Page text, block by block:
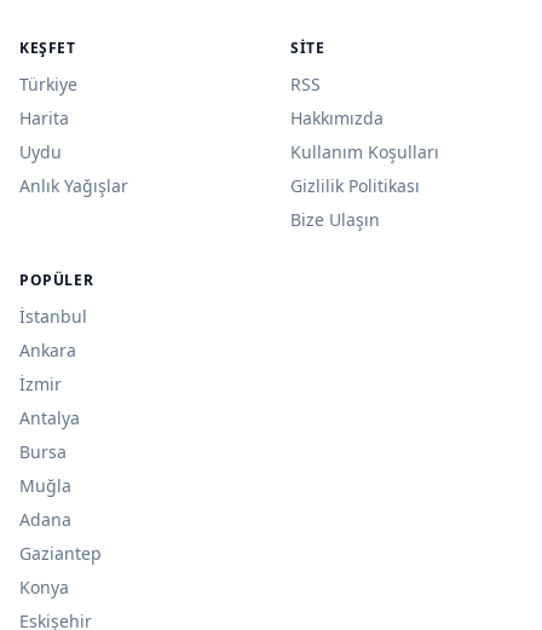
KEŞFET
Türkiye
Harita
Uydu
Anlık Yağışlar
SITE
RSS
Hakkımızda
Kullanım Koşulları
Gizlilik Politikası
Bize Ulaşın
POPÜLER
İstanbul
Ankara
İzmir
Antalya
Bursa
Muğla
Adana
Gaziantep
Konya
Eskişehir